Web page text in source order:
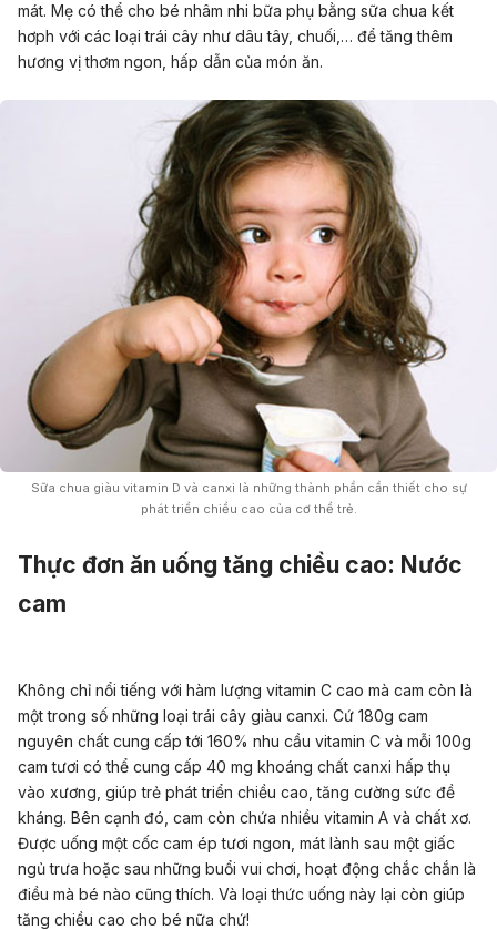
mát. Mẹ có thể cho bé nhâm nhi bữa phụ bằng sữa chua kết
hơph với các loại trái cây như dâu tây, chuối,… để tăng thêm
hương vị thơm ngon, hấp dẫn của món ăn.
Sữa chua giàu vitamin D và canxi là những thành phần cần thiết cho sự
phát triển chiều cao của cơ thể trẻ.
Thực đơn ăn uống tăng chiều cao: Nước
cam
Không chỉ nổi tiếng với hàm lượng vitamin C cao mà cam còn là
một trong số những loại trái cây giàu canxi. Cứ 180g cam
nguyên chất cung cấp tới 160% nhu cầu vitamin C và mỗi 100g
cam tươi có thể cung cấp 40 mg khoáng chất canxi hấp thụ
vào xương, giúp trẻ phát triển chiều cao, tăng cường sức đề
kháng. Bên cạnh đó, cam còn chứa nhiều vitamin A và chất xơ.
Được uống một cốc cam ép tươi ngon, mát lành sau một giấc
ngủ trưa hoặc sau những buổi vui chơi, hoạt động chắc chắn là
điều mà bé nào cũng thích. Và loại thức uống này lại còn giúp
tăng chiều cao cho bé nữa chứ!